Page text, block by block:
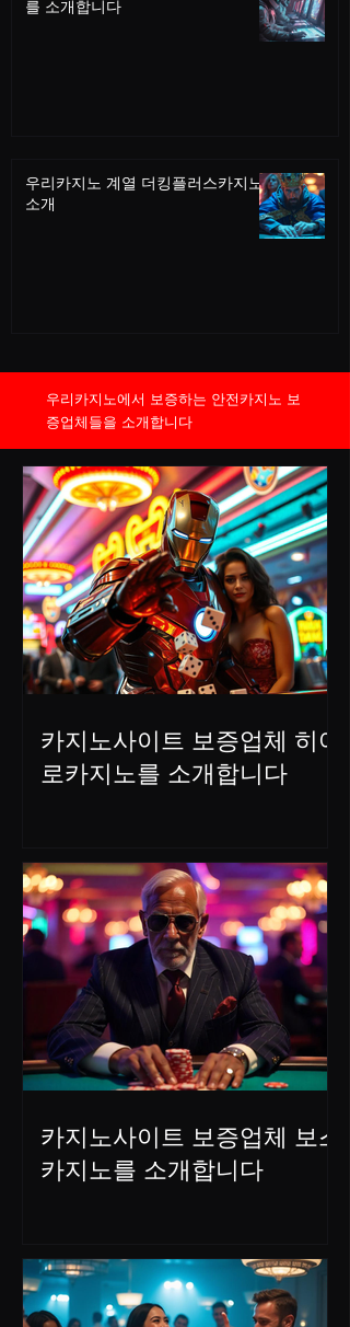
를 소개합니다
우리카지노 계열 더킹플러스카지노
소개
우리카지노에서 보증하는 안전카지노 보
증업체들을 소개합니다
카지노사이트 보증업체 히어
로카지노를 소개합니다
카지노사이트 보증업체 보스
카지노를 소개합니다